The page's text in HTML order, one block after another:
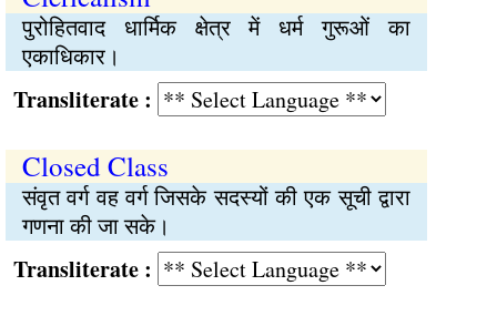
पुरोहितवाद धार्मिक क्षेत्र में धर्म गुरूओं का
एकाधिकार।
:
Closed Class
संवृत वर्ग वह वर्ग जिसके सदस्यों की एक सूची द्वारा
गणना की जा सके।
: